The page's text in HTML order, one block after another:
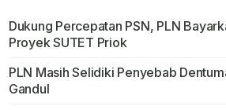
Dukung Percepatan PSN, PLN
Proyek SUTET Priok
PLN Masih Selidiki Penyebab
Gandul